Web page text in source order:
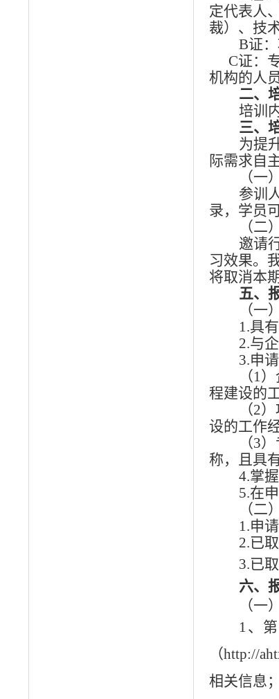
定代表人
裁）、技
B证
C证：
机构的人
二、
培训
三、
为提
际需求自
（一
参训
录，学员
（二
邀请
习效果。
将取消本
五、
（一
1.具
2.与
3.申
（1
程建设的
（2
设的工作
（3
称，且具
4.掌
5.在
（二
1.申
2.已
3.已
六、
（一
1、
（http://
相关信息；